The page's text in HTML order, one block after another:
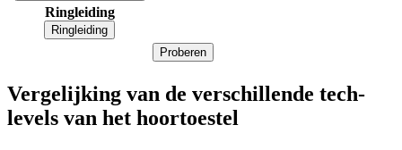
Ringleiding
Ringleiding
Proberen
Vergelijking van de verschillende tech-
levels van het hoortoestel